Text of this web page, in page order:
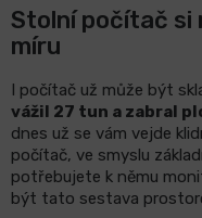
Stolní počítač si
míru
I počítač už může být
vážil 27 tun a zabral
dnes už se vám vejde
počítač, ve smyslu
potřebujete k němu
být tato sestava